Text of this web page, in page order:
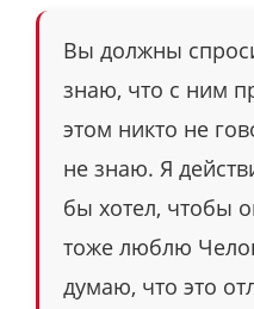
Вы должны
знаю, что с ним
этом никто не
не знаю. Я
бы хотел, чтобы
тоже люблю
думаю, что это